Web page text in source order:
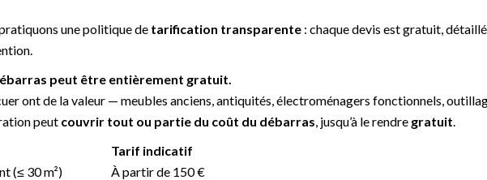
une politique de tarification transparente : chaque devis est gratuit,
peut être entièrement gratuit.
ont de la valeur — meubles anciens, antiquités, électroménagers fonctionnels,
peut couvrir tout ou partie du coût du débarras, jusqu’à le rendre gratuit.
Tarif indicatif
(≤ 30 m²)
À partir de 150 €